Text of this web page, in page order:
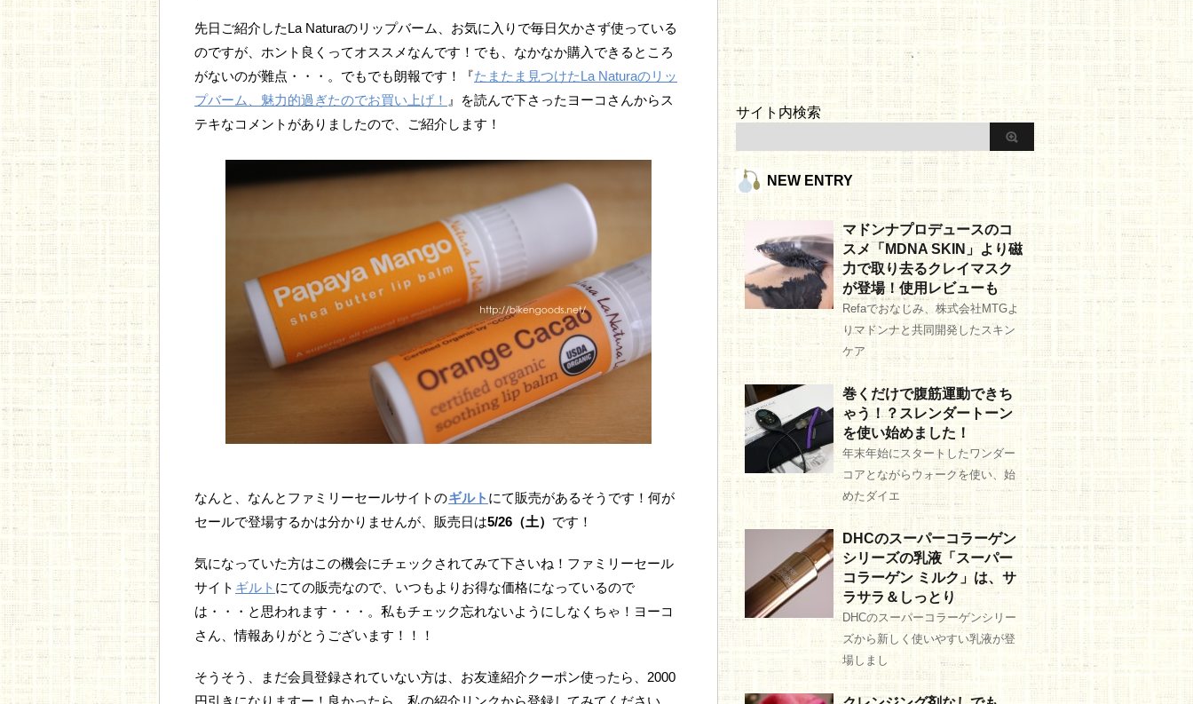
先日ご紹介したLa Naturaのリップバーム、お気に入りで毎日欠かさず使っている
のですが、ホント良くってオススメなんです！でも、なかなか購入できるところ
がないのが難点・・・。でもでも朗報です！『たまたま見つけたLa Naturaのリッ
プバーム、魅力的過ぎたのでお買い上げ！ 』を読んで下さったヨーコさんからス
テキなコメントがありましたので、ご紹介します！
なんと、なんとファミリーセールサイトのギルト にて販売があるそうです！何が
セールで登場するかは分かりませんが、販売日は5/26（土） です！
気になっていた方はこの機会にチェックされてみて下さいね！ファミリーセール
サイト ギルト にての販売なので、いつもよりお得な価格になっているので
は・・・と思われます・・・。私もチェック忘れないようにしなくちゃ！ヨーコ
さん、情報ありがとうございます！！！
そうそう、まだ会員登録されていない方は、お友達紹介クーポン使ったら、2000
円引きになりますー！良かったら、私の紹介リンクから登録してみてください
サイト内検索
NEW ENTRY
マドンナプロデュースのコ
スメ「MDNA SKIN」より磁
力で取り去るクレイマスク
が登場！使用レビューも
Refaでおなじみ、株式会社MTGよ
りマドンナと共同開発したスキン
ケア
巻くだけで腹筋運動できち
ゃう！？スレンダートーン
を使い始めました！
年末年始にスタートしたワンダー
コアとながらウォークを使い、始
めたダイエ
DHCのスーパーコラーゲン
シリーズの乳液「スーパー
コラーゲン ミルク」は、サ
ラサラ＆しっとり
DHCのスーパーコラーゲンシリー
ズから新しく使いやすい乳液が登
場しまし